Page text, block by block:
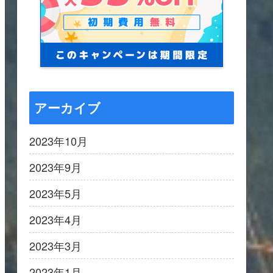
アーカイブ
2023年10月
2023年9月
2023年5月
2023年4月
2023年3月